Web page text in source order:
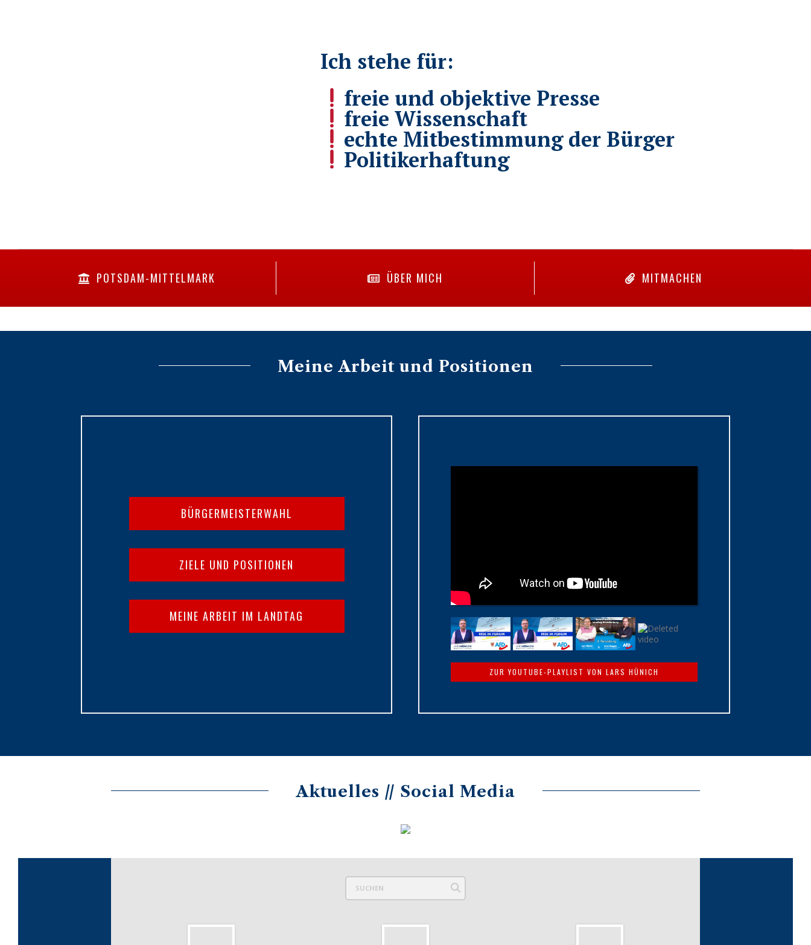
Ich stehe für:
freie und objektive Presse
freie Wissenschaft
echte Mitbestimmung der Bürger
Politikerhaftung
POTSDAM-MITTELMARK ÜBER MICH MITMACHEN
Meine Arbeit und Positionen
BÜRGERMEISTERWAHL
ZIELE UND POSITIONEN
MEINE ARBEIT IM LANDTAG
ZUR YOUTUBE-PLAYLIST VON LARS HÜNICH
Aktuelles // Social Media